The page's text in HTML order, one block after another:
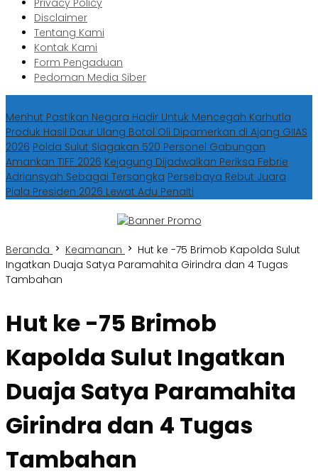
Privacy Policy
Disclaimer
Tentang Kami
Kontak Kami
Form Pengaduan
Pedoman Media Siber
Menhut Pastikan Negara Hadir Untuk Mencegah Karhutla
Produk Hasil Daur Ulang Botol Oli Dipamerkan di Ajang GIIAS
2026 Polda Sulut Siagakan 520 Personel Gabungan
Amankan TIFF 2026 Kejagung Dijadwalkan Periksa Febrie
Adriansyah Sebagai Tersangka Persebaya Rebut Juara
Piala Presiden 2026 Lewat Adu Penalti
Beranda Keamanan
Hut ke -75 Brimob Kapolda Sulut
Ingatkan Duaja Satya Paramahita Girindra dan 4 Tugas
Tambahan
Hut ke -75 Brimob
Kapolda Sulut Ingatkan
Duaja Satya Paramahita
Girindra dan 4 Tugas
Tambahan